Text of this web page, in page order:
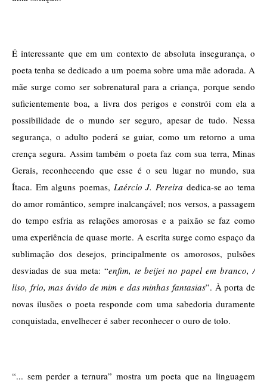
É interessante que em um contexto de absoluta insegurança, o
poeta tenha se dedicado a um poema sobre uma mãe adorada. A
mãe surge como ser sobrenatural para a criança, porque sendo
suficientemente boa, a livra dos perigos e constrói com ela a
possibilidade de o mundo ser seguro, apesar de tudo. Nessa
segurança, o adulto poderá se guiar, como um retorno a uma
crença segura. Assim também o poeta faz com sua terra, Minas
Gerais, reconhecendo que esse é o seu lugar no mundo, sua
Ítaca. Em alguns poemas, Laércio J. Pereira dedica-se ao tema
do amor romântico, sempre inalcançável; nos versos, a passagem
do tempo esfria as relações amorosas e a paixão se faz como
uma experiência de quase morte. A escrita surge como espaço da
sublimação dos desejos, principalmente os amorosos, pulsões
desviadas de sua meta: “enfim, te beijei no papel em branco, /
liso, frio, mas ávido de mim e das minhas fantasias”. À porta de
novas ilusões o poeta responde com uma sabedoria duramente
conquistada, envelhecer é saber reconhecer o ouro de tolo.
“... sem perder a ternura” mostra um poeta que na linguagem